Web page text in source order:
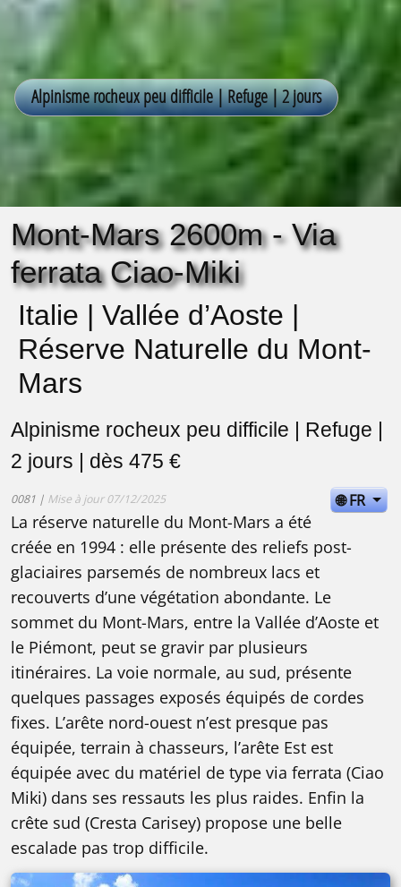
Mont-Mars 2600m - Via
ferrata Ciao-Miki
Italie | Vallée d’Aoste |
Réserve Naturelle du Mont-
Mars
Alpinisme rocheux peu difficile | Refuge |
2 jours | dès 475 €
0081 | Mise à jour 07/12/2025 🌐 FR
La réserve naturelle du Mont-Mars a été
créée en 1994 : elle présente des reliefs post-
glaciaires parsemés de nombreux lacs et
recouverts d’une végétation abondante. Le
sommet du Mont-Mars, entre la Vallée d’Aoste et
le Piémont, peut se gravir par plusieurs
itinéraires. La voie normale, au sud, présente
quelques passages exposés équipés de cordes
fixes. L’arête nord-ouest n’est presque pas
équipée, terrain à chasseurs, l’arête Est est
équipée avec du matériel de type via ferrata (Ciao
Miki) dans ses ressauts les plus raides. Enfin la
crête sud (Cresta Carisey) propose une belle
escalade pas trop difficile.